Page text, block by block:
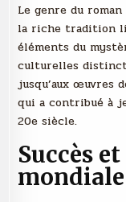
Le genre du
la riche tradition
éléments du
culturelles
jusqu’aux œuvres
qui a contribué à
20e siècle.
Succès
mondiale